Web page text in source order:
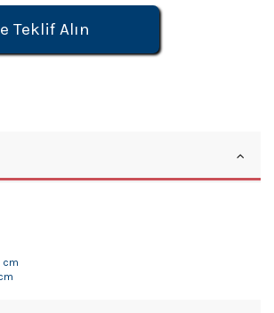
Teklif Alın
cm